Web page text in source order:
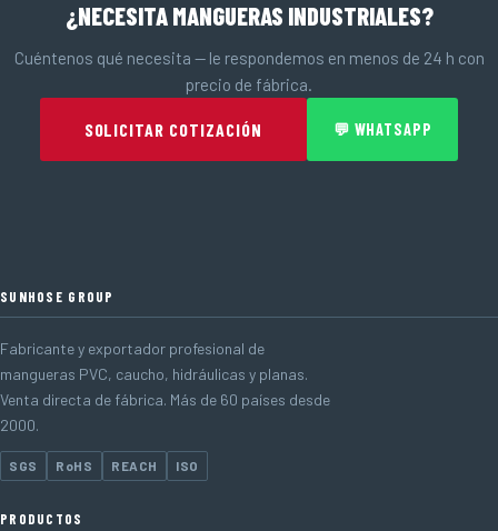
¿NECESITA MANGUERAS INDUSTRIALES?
Cuéntenos qué necesita — le respondemos en menos de 24 h con
precio de fábrica.
SOLICITAR COTIZACIÓN 💬 WHATSAPP
SUNHOSE GROUP
Fabricante y exportador profesional de
mangueras PVC, caucho, hidráulicas y planas.
Venta directa de fábrica. Más de 60 países desde
2000.
SGS RoHS REACH ISO
PRODUCTOS